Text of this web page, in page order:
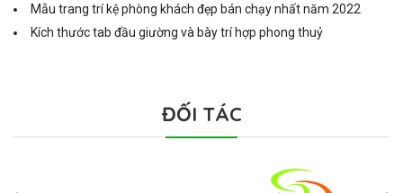
Mẫu trang trí kệ phòng khách đẹp bán chạy nhất năm 2022
Kích thước tab đầu giường và bày trí hợp phong thuỷ
ĐỐI TÁC